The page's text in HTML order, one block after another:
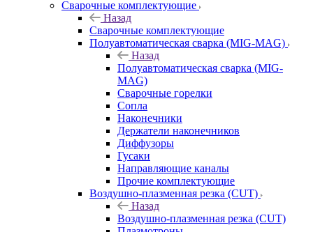
Сварочные комплектующие
Назад
Сварочные комплектующие
Полуавтоматическая сварка (MIG-MAG)
Назад
Полуавтоматическая сварка (MIG-
MAG)
Сварочные горелки
Сопла
Наконечники
Держатели наконечников
Диффузоры
Гусаки
Направляющие каналы
Прочие комплектующие
Воздушно-плазменная резка (CUT)
Назад
Воздушно-плазменная резка (CUT)